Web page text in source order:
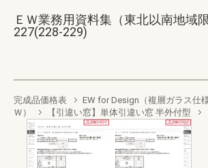
ＥＷ業務用資料集（東北以南地域
227(228-229)
完成品価格表
EW for Design（複層ガラス仕
Ｗ）
【引違い窓】単体引違い窓 半外付型